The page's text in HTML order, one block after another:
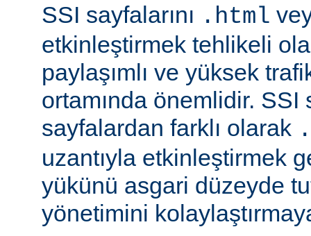
SSI sayfalarını .html
etkinleştirmek tehlikeli
paylaşımlı ve yüksek
ortamında önemlidir. SSI
sayfalardan farklı olarak
uzantıyla etkinleştirmek
yükünü asgari düzeyde
yönetimini